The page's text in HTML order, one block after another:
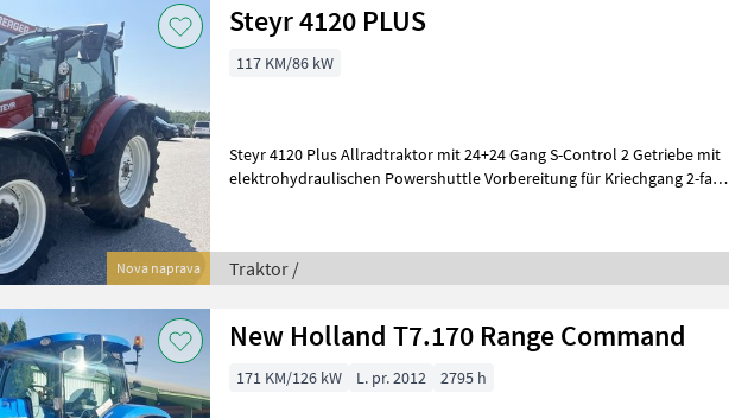
Nova naprava
Steyr 4120 PLUS
117 KM/86 kW
Steyr 4120 Plus Allradtraktor mit 24+24 Gang S-Control 2 Getriebe mit
elektrohydraulischen Powershuttle Vorbereitung für Kriechgang 2-fach
Traktor /
New Holland T7.170 Range Command
171 KM/126 kW L. pr. 2012 2795 h